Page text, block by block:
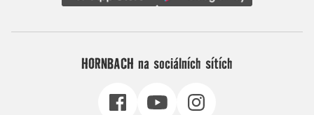
HORNBACH na sociálních sítích